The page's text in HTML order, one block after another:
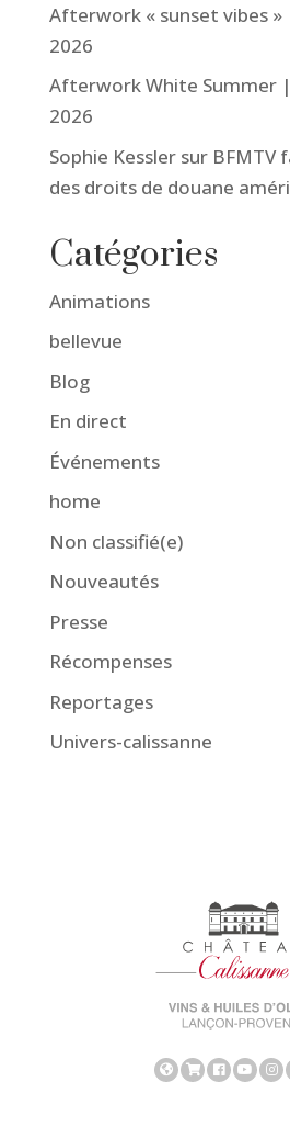
Afterwork « sunset vibes »
2026
Afterwork White Summer
2026
Sophie Kessler sur BFMTV
des droits de douane
Catégories
Animations
bellevue
Blog
En direct
Événements
home
Non classifié(e)
Nouveautés
Presse
Récompenses
Reportages
Univers-calissanne